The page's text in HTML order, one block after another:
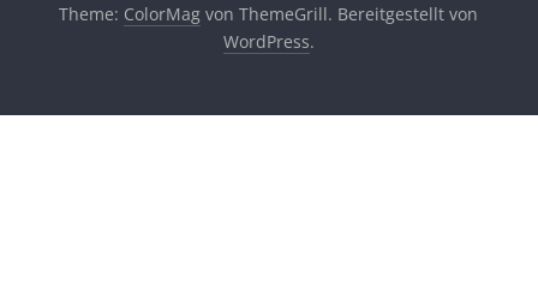
Theme: ColorMag von ThemeGrill. Bereitgestellt von
WordPress.